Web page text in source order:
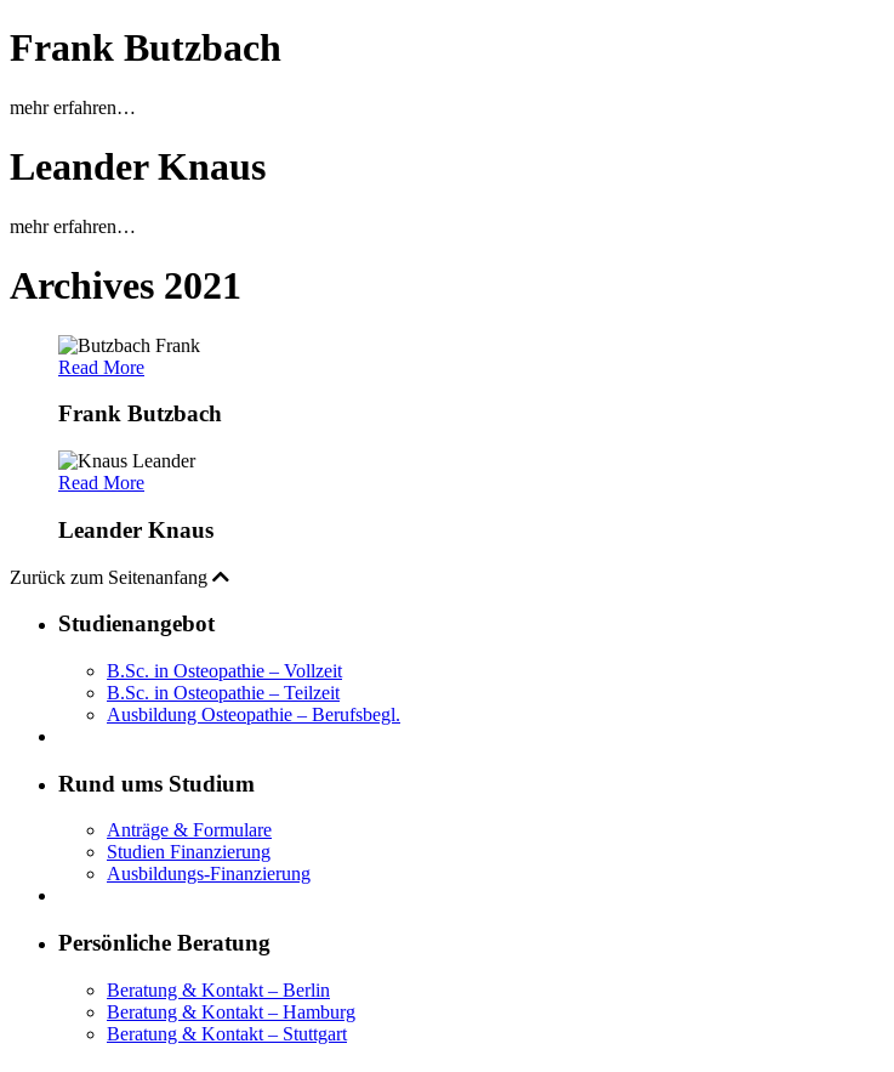
Frank Butzbach
mehr erfahren…
Leander Knaus
mehr erfahren…
Archives 2021
Read More
Frank Butzbach
Read More
Leander Knaus
Zurück zum Seitenanfang
Studienangebot
B.Sc. in Osteopathie – Vollzeit
B.Sc. in Osteopathie – Teilzeit
Ausbildung Osteopathie – Berufsbegl.
Rund ums Studium
Anträge & Formulare
Studien Finanzierung
Ausbildungs-Finanzierung
Persönliche Beratung
Beratung & Kontakt – Berlin
Beratung & Kontakt – Hamburg
Beratung & Kontakt – Stuttgart